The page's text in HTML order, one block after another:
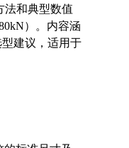
法和典型数值
）。内容涵
建议，适用于